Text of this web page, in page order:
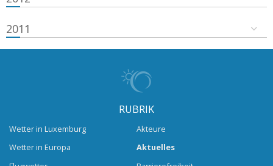
2011
RUBRIK
Wetter in Luxemburg
Wetter in Europa
Akteure
Aktuelles